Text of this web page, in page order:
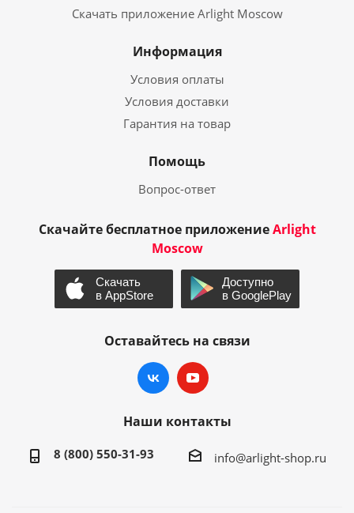
Скачать приложение Arlight Moscow
Информация
Условия оплаты
Условия доставки
Гарантия на товар
Помощь
Вопрос-ответ
Скачайте бесплатное приложениеArlight
Moscow
Оставайтесь на связи
Наши контакты
8 (800) 550-31-93 info@arlight-shop.ru